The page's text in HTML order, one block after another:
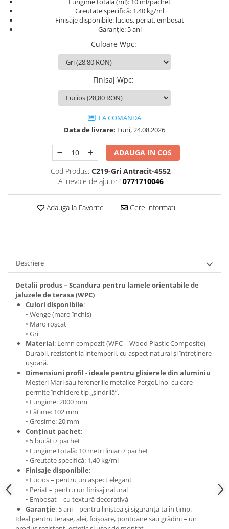
Greutate specifică: 1.40 kg/ml
Finisaje disponibile: lucios, periat, embosat
Garanție: 5 ani
Culoare Wpc:
Finisaj Wpc:
LA COMANDA
Data de livrare: Luni, 24.08.2026
ADAUGA IN COS
Cod Produs: C219-Gri Antracit-4552
Ai nevoie de ajutor? 0771710046
Adauga la Favorite Cere informatii
Descriere
Detalii produs – Scandura pentru lamele orientabile de
jaluzele de terasa (WPC)
Culori disponibile:
• Wenge (maro închis)
• Maro roșcat
• Gri
Material: Lemn compozit (WPC – Wood Plastic Composite)
Durabil, rezistent la intemperii, cu aspect natural și întreținere
ușoară.
Dimensiuni profil - ideale pentru glisierele din aluminiu
Meșteri Mari sau feroneriile metalice PergoLino, cu care
permite închidere tip „șindrilă”.
• Lungime: 2000 mm
• Lățime: 102 mm
• Grosime: 20 mm
Conținut pachet:
• 5 bucăți / pachet
• Lungime totală: 10 metri liniari / pachet
• Greutate specifică: 1,40 kg/ml
Finisaje disponibile:
• Lucios – pentru un aspect elegant
• Periat – pentru un finisaj natural
• Embosat – cu textură decorativă
Garanție: 5 ani – pentru liniștea și siguranța ta în timp.
Ideal pentru terase, alei, foișoare, pontoane sau grădini – un